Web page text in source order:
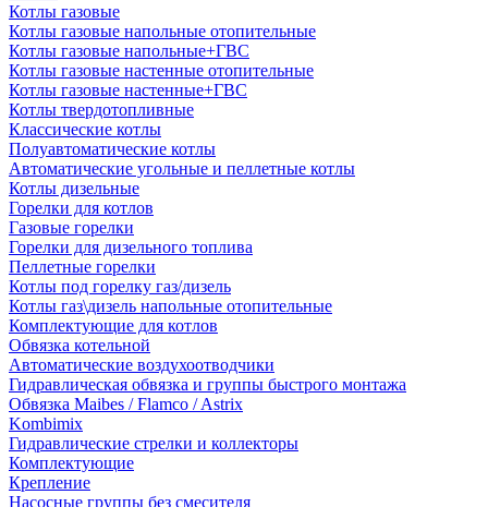
Котлы газовые
Котлы газовые напольные отопительные
Котлы газовые напольные+ГВС
Котлы газовые настенные отопительные
Котлы газовые настенные+ГВС
Котлы твердотопливные
Классические котлы
Полуавтоматические котлы
Автоматические угольные и пеллетные котлы
Котлы дизельные
Горелки для котлов
Газовые горелки
Горелки для дизельного топлива
Пеллетные горелки
Котлы под горелку газ/дизель
Котлы газ\дизель напольные отопительные
Комплектующие для котлов
Обвязка котельной
Автоматические воздухоотводчики
Гидравлическая обвязка и группы быстрого монтажа
Обвязка Maibes / Flamco / Astrix
Kombimix
Гидравлические стрелки и коллекторы
Комплектующие
Крепление
Насосные группы без смесителя